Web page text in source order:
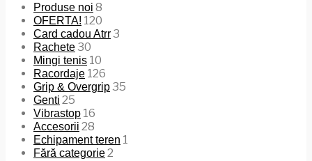
Produse noi 8
OFERTA! 120
Card cadou Atrr3
Rachete30
Mingi tenis 10
Racordaje 126
Grip & Overgrip35
Genti 25
Vibrastop 16
Accesorii 28
Echipament teren 1
Fără categorie2